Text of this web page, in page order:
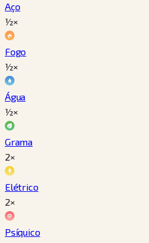
Aço
½×
Fogo
½×
Água
½×
Grama
2×
Elétrico
2×
Psíquico